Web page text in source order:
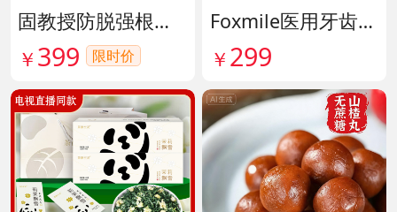
固教授防脱强根健发精华液 货号141187
￥ 399 限时价
Foxmile医用牙齿脱敏剂 货号141702
￥ 299